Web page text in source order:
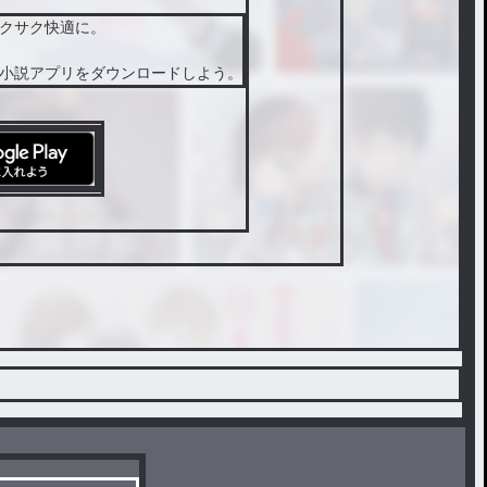
サク快適に。
説アプリをダウンロードしよう。